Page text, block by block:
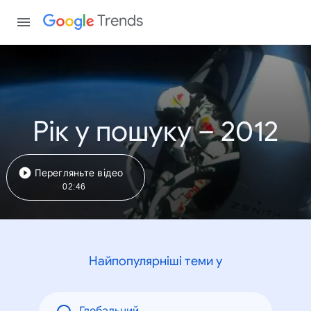
Trends
Рік у пошуку – 2012
Перегляньте відео
02:46
Найпопулярніші теми у